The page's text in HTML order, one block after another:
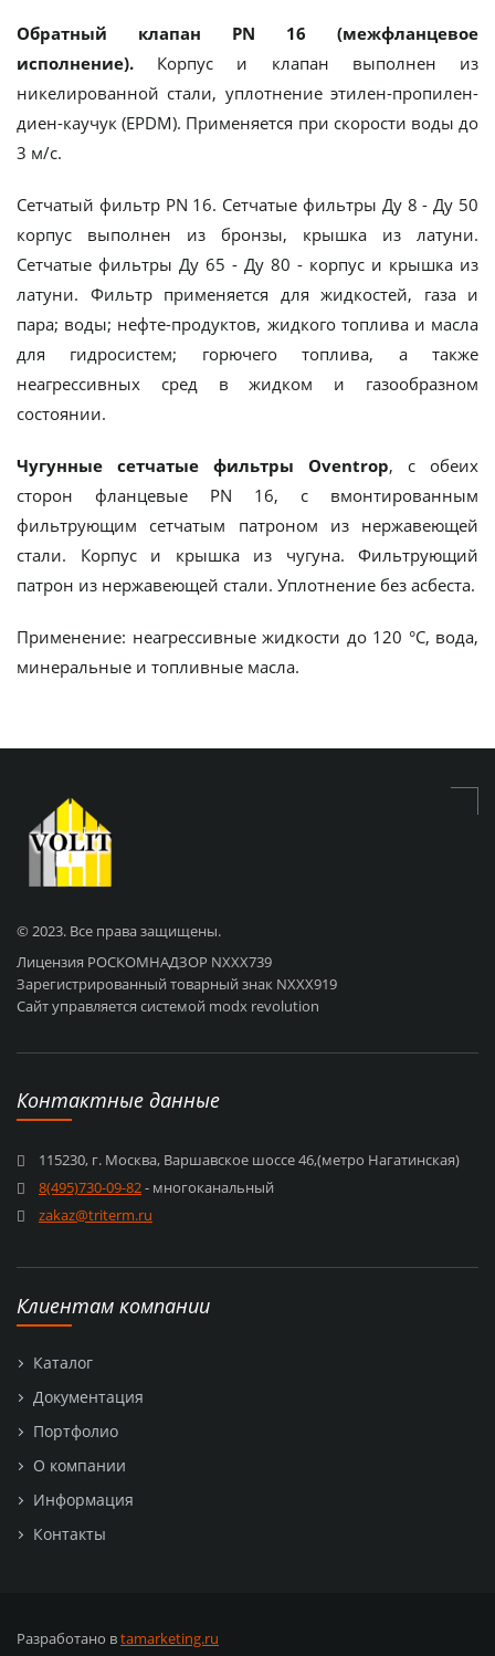
Обратный клапан PN 16 (межфланцевое
исполнение). Корпус и клапан выполнен из
никелированной стали, уплотнение этилен-пропилен-
диен-каучук (EPDM). Применяется при скорости воды до
3 м/с.
Сетчатый фильтр PN 16. Сетчатые фильтры Ду 8 - Ду 50
корпус выполнен из бронзы, крышка из латуни.
Сетчатые фильтры Ду 65 - Ду 80 - корпус и крышка из
латуни. Фильтр применяется для жидкостей, газа и
пара; воды; нефте-продуктов, жидкого топлива и масла
для гидросистем; горючего топлива, а также
неагрессивных сред в жидком и газообразном
состоянии.
Чугунные сетчатые фильтры Oventrop, с обеих
сторон фланцевые PN 16, с вмонтированным
фильтрующим сетчатым патроном из нержавеющей
стали. Корпус и крышка из чугуна. Фильтрующий
патрон из нержавеющей стали. Уплотнение без асбеста.
Применение: неагрессивные жидкости до 120 °C, вода,
минеральные и топливные масла.
© 2023. Все права защищены.
Лицензия РОСКОМНАДЗОР NХХХ739
Зарегистрированный товарный знак NХХХ919
Сайт управляется системой modx revolution
Контактные данные
115230, г. Москва, Варшавское шоссе 46,(метро Нагатинская)
8(495)730-09-82- многоканальный
zakaz@triterm.ru
Клиентам компании
Каталог
Документация
Портфолио
О компании
Информация
Контакты
Разработано вtamarketing.ru